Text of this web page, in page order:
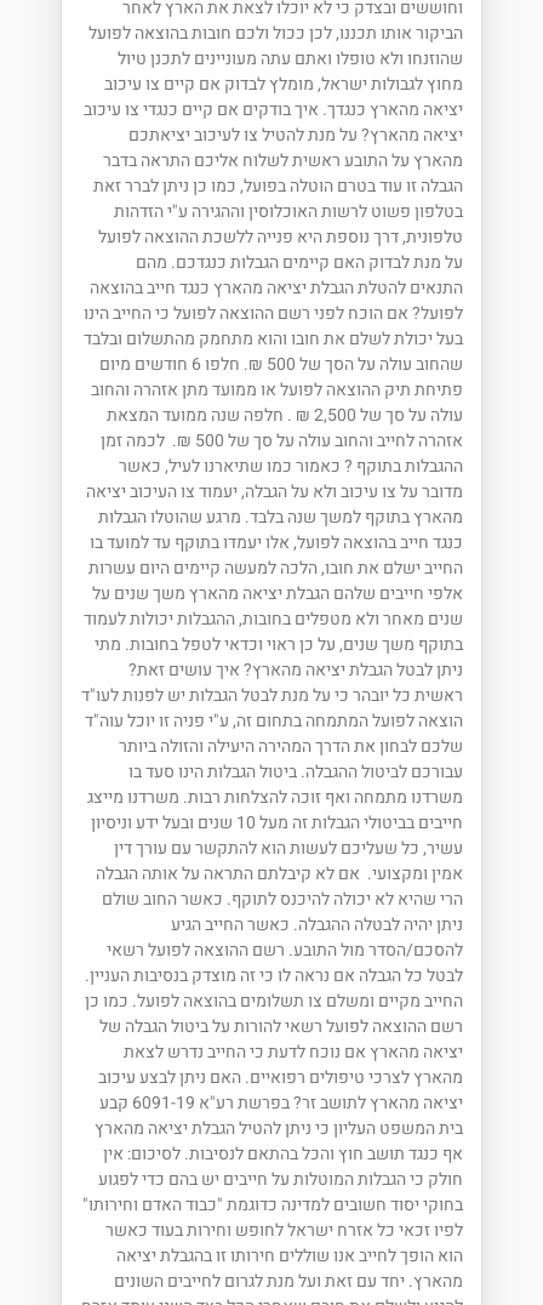
וחוששים ובצדק כי לא יוכלו לצאת את הארץ לאחר
הביקור אותו תכננו, לכן ככול ולכם חובות בהוצאה לפועל
שהוזנחו ולא טופלו ואתם עתה מעוניינים לתכנן טיול
מחוץ לגבולות ישראל, מומלץ לבדוק אם קיים צו עיכוב
יציאה מהארץ כנגדך. איך בודקים אם קיים כנגדי צו עיכוב
יציאה מהארץ? על מנת להטיל צו לעיכוב יציאתכם
מהארץ על התובע ראשית לשלוח אליכם התראה בדבר
הגבלה זו עוד בטרם הוטלה בפועל, כמו כן ניתן לברר זאת
בטלפון פשוט לרשות האוכלוסין וההגירה ע"י הזדהות
טלפונית, דרך נוספת היא פנייה ללשכת ההוצאה לפועל
על מנת לבדוק האם קיימים הגבלות כנגדכם. מהם
התנאים להטלת הגבלת יציאה מהארץ כנגד חייב בהוצאה
לפועל? אם הוכח לפני רשם ההוצאה לפועל כי החייב הינו
בעל יכולת לשלם את חובו והוא מתחמק מהתשלום ובלבד
שהחוב עולה על הסך של 500 ₪. חלפו 6 חודשים מיום
פתיחת תיק ההוצאה לפועל או ממועד מתן אזהרה והחוב
עולה על סך של 2,500 ₪ . חלפה שנה ממועד המצאת
אזהרה לחייב והחוב עולה על סך של 500 ₪. לכמה זמן
ההגבלות בתוקף ? כאמור כמו שתיארנו לעיל, כאשר
מדובר על צו עיכוב ולא על הגבלה, יעמוד צו העיכוב יציאה
מהארץ בתוקף למשך שנה בלבד. מרגע שהוטלו הגבלות
כנגד חייב בהוצאה לפועל, אלו יעמדו בתוקף עד למועד בו
החייב ישלם את חובו, הלכה למעשה קיימים היום עשרות
אלפי חייבים שלהם הגבלת יציאה מהארץ משך שנים על
שנים מאחר ולא מטפלים בחובות, ההגבלות יכולות לעמוד
בתוקף משך שנים, על כן ראוי וכדאי לטפל בחובות. מתי
ניתן לבטל הגבלת יציאה מהארץ? איך עושים זאת?
ראשית כל יובהר כי על מנת לבטל הגבלות יש לפנות לעו"ד
הוצאה לפועל המתמחה בתחום זה, ע"י פניה זו יוכל עוה"ד
שלכם לבחון את הדרך המהירה היעילה והזולה ביותר
עבורכם לביטול ההגבלה. ביטול הגבלות הינו סעד בו
משרדנו מתמחה ואף זוכה להצלחות רבות. משרדנו מייצג
חייבים בביטולי הגבלות זה מעל 10 שנים ובעל ידע וניסיון
עשיר, כל שעליכם לעשות הוא להתקשר עם עורך דין
אמין ומקצועי. אם לא קיבלתם התראה על אותה הגבלה
הרי שהיא לא יכולה להיכנס לתוקף. כאשר החוב שולם
ניתן יהיה לבטלה ההגבלה. כאשר החייב הגיע
להסכם/הסדר מול התובע. רשם ההוצאה לפועל רשאי
לבטל כל הגבלה אם נראה לו כי זה מוצדק בנסיבות העניין.
החייב מקיים ומשלם צו תשלומים בהוצאה לפועל. כמו כן
רשם ההוצאה לפועל רשאי להורות על ביטול הגבלה של
יציאה מהארץ אם נוכח לדעת כי החייב נדרש לצאת
מהארץ לצרכי טיפולים רפואיים. האם ניתן לבצע עיכוב
יציאה מהארץ לתושב זר? בפרשת רע"א 6091-19 קבע
בית המשפט העליון כי ניתן להטיל הגבלת יציאה מהארץ
אף כנגד תושב חוץ והכל בהתאם לנסיבות. לסיכום: אין
חולק כי הגבלות המוטלות על חייבים יש בהם כדי לפגוע
בחוקי יסוד חשובים למדינה כדוגמת "כבוד האדם וחירותו"
לפיו זכאי כל אזרח ישראל לחופש וחירות בעוד כאשר
הוא הופך לחייב אנו שוללים חירותו זו בהגבלת יציאה
מהארץ. יחד עם זאת ועל מנת לגרום לחייבים השונים